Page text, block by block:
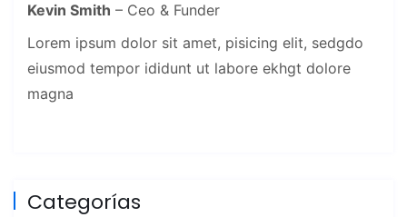
Kevin Smith – Ceo & Funder
Lorem ipsum dolor sit amet, pisicing elit, sedgdo
eiusmod tempor ididunt ut labore ekhgt dolore
magna
Categorías